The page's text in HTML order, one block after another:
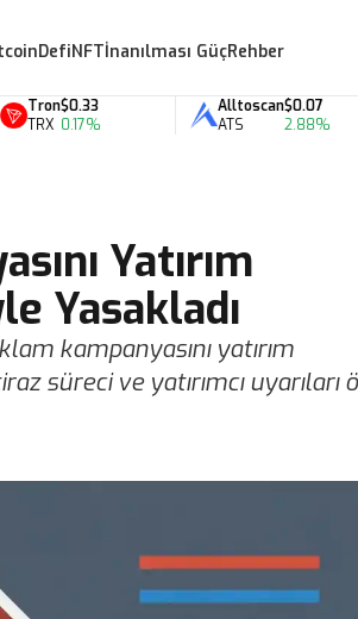
DefiNFTİnanılması GüçRehber
Tron
TRX
$0.33
0.17%
Alltoscan
ATS
$0.07
2.88%
Yatırım
Yasakladı
kampanyasını yatırım
süreci ve yatırımcı uyarıları